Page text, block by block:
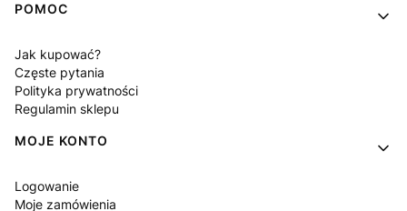
POMOC
Jak kupować?
Częste pytania
Polityka prywatności
Regulamin sklepu
MOJE KONTO
Logowanie
Moje zamówienia